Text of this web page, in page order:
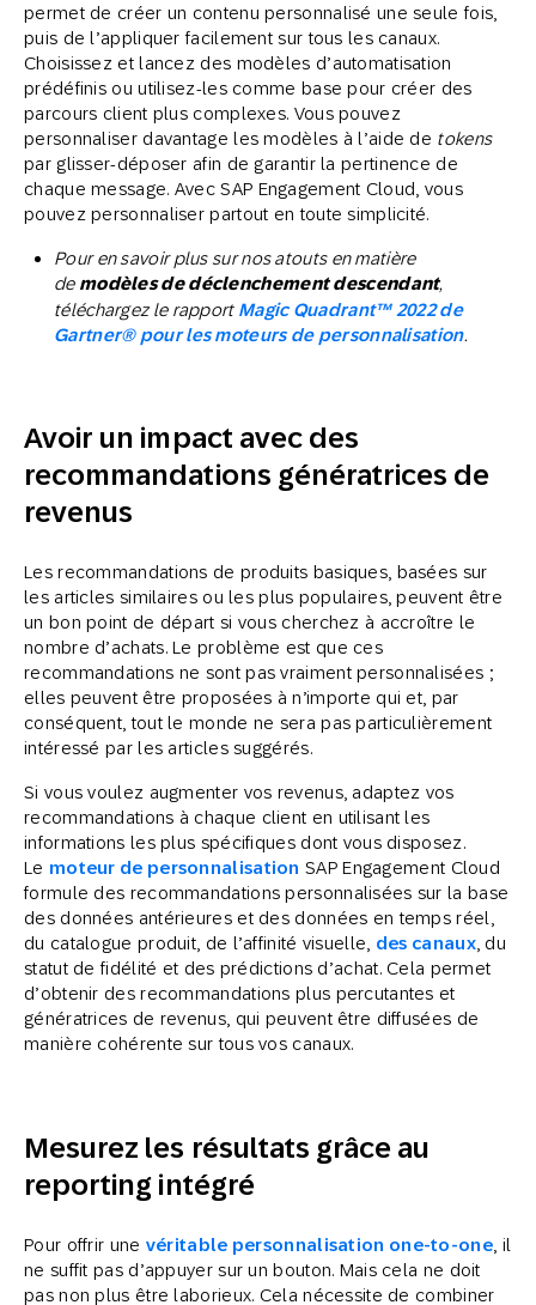
permet de créer un contenu personnalisé une seule fois,
puis de l’appliquer facilement sur tous les canaux.
Choisissez et lancez des modèles d’automatisation
prédéfinis ou utilisez-les comme base pour créer des
parcours client plus complexes. Vous pouvez
personnaliser davantage les modèles à l’aide de tokens
par glisser-déposer afin de garantir la pertinence de
chaque message. Avec SAP Engagement Cloud, vous
pouvez personnaliser partout en toute simplicité.
Pour en savoir plus sur nos atouts en matière
de modèles de déclenchement descendant,
téléchargez le rapport Magic Quadrant™ 2022 de
Gartner® pour les moteurs de personnalisation.
Avoir un impact avec des
recommandations génératrices de
revenus
Les recommandations de produits basiques, basées sur
les articles similaires ou les plus populaires, peuvent être
un bon point de départ si vous cherchez à accroître le
nombre d’achats. Le problème est que ces
recommandations ne sont pas vraiment personnalisées ;
elles peuvent être proposées à n’importe qui et, par
conséquent, tout le monde ne sera pas particulièrement
intéressé par les articles suggérés.
Si vous voulez augmenter vos revenus, adaptez vos
recommandations à chaque client en utilisant les
informations les plus spécifiques dont vous disposez.
Le moteur de personnalisation SAP Engagement Cloud
formule des recommandations personnalisées sur la base
des données antérieures et des données en temps réel,
du catalogue produit, de l’affinité visuelle, des canaux, du
statut de fidélité et des prédictions d’achat. Cela permet
d’obtenir des recommandations plus percutantes et
génératrices de revenus, qui peuvent être diffusées de
manière cohérente sur tous vos canaux.
Mesurez les résultats grâce au
reporting intégré
Pour offrir une véritable personnalisation one-to-one, il
ne suffit pas d’appuyer sur un bouton. Mais cela ne doit
pas non plus être laborieux. Cela nécessite de combiner